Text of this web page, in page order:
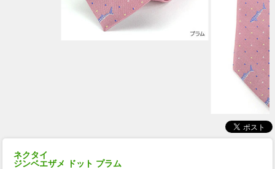
ネクタイ
ジンベエザメ ドット プラム